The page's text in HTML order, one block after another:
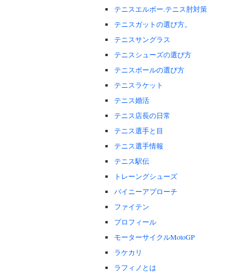
テニスエルボー.テニス肘対策
テニスガットの選び方。
テニスサングラス
テニスシューズの選び方
テニスボールの選び方
テニスラケット
テニス婚活
テニス店長の日常
テニス選手と目
テニス選手情報
テニス駅伝
トレーングシューズ
バイニーアプローチ
ファイテン
プロフィール
モーターサイクルMotoGP
ラケカリ
ラフィノとは